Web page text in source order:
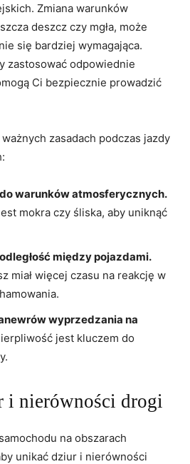
‌Zmiana ⁤warunków
deszcz czy‍ mgła, ⁢może
się bardziej wymagająca.
zastosować odpowiednie
Ci ​bezpiecznie⁤ prowadzić
‌zasadach podczas jazdy
warunków‍ atmosferycznych.
mokra czy śliska, aby uniknąć
między ‍pojazdami.
miał więcej ⁢czasu⁣ na reakcję w
wyprzedzania na
jest kluczem​ do
i nierówności drogi
⁢na obszarach
unikać ‍dziur i nierówności